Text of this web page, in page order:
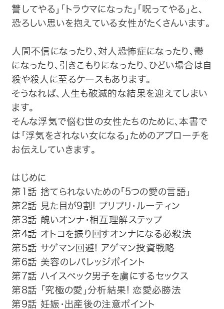
企業情報
讐してやる」「トラウマになった」「呪ってやる」と、
恐ろしい思いを抱えている女性がたくさんいます。
人間不信になったり、対人恐怖症になったり、鬱
になったり、引きこもりになったり、ひどい場合は自
殺や殺人に至るケースもあります。
そうなれば、人生も破滅的な結果を迎えてしまい
ます。
そんな浮気で悩む世の女性たちのために、本書で
は「浮気をされない女になる」ためのアプローチを
お伝えしていきます。
はじめに
第1話 捨てられないための「5つの愛の言語」
第2話 見た目が9割! プリプリ・ルーティン
第3話 醜いオンナ・相互理解ステップ
第4話 オトコを振り回すオンナになる必殺法
第5話 サゲマン回避! アゲマン投資戦略
第6話 美容のレバレッジポイント
第7話 ハイスペック男子を虜にするセックス
第8話 「究極の愛」分析結果! 恋愛必勝法
第9話 妊娠・出産後の注意ポイント